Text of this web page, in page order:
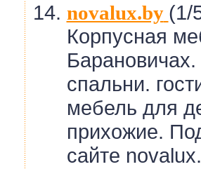
novalux.by (1/
Корпусная
спальни.
мебель для
прихожие.
сайте